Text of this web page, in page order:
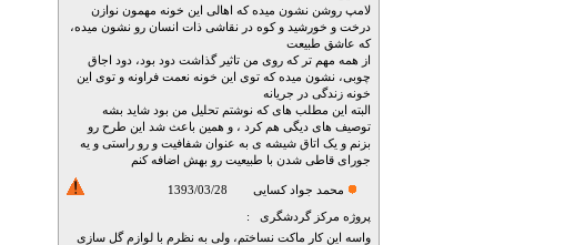
لامپ روشن نشون میده که اهالی این خونه مهمون نوازن
درخت و خورشید و کوه در نقاشی ذات انسان رو نشون میده،
که عاشق طبیعت
از همه مهم تر که روی من تاثیر گذاشت دود بود، دود اجاق
چوبی، نشون میده که توی این خونه نعمت فراونه و توی این
خونه زندگی در جریانه
البته این مطلب های که نوشتم تحلیل من بود شاید بشه
توصیف های دیگی هم کرد ، و همین باعث شد این طرح رو
بزنم و یک اتاق شیشه ی به عنوان شفافیت و رو راستی و یه
جورای قاطی شدن با طبیعیت رو بهش اضافه کنم
محمد جواد کسایی 1393/03/28
پروژه مرکز گردشگری :
واسه این کار ماکت نساختم، ولی به نظرم با لوازم گل سازی